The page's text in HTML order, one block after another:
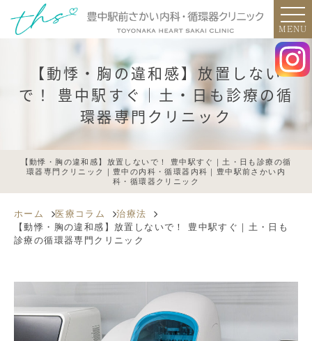
MENU
【動悸・胸の違和感】放置しない
で！ 豊中駅すぐ｜土・日も診療の循
環器専門クリニック
【動悸・胸の違和感】放置しないで！ 豊中駅すぐ｜土・日も診療の循
環器専門クリニック｜豊中の内科・循環器内科｜豊中駅前さかい内
科・循環器クリニック
ホーム 医療コラム
治療法
【動悸・胸の違和感】放置しないで！ 豊中駅すぐ｜土・日も
診療の循環器専門クリニック